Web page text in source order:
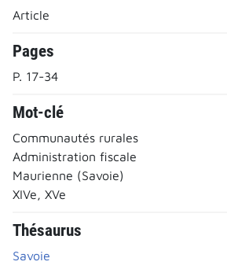
Article
Pages
P. 17-34
Mot-clé
Communautés rurales
Administration fiscale
Maurienne (Savoie)
XIVe, XVe
Thésaurus
Savoie